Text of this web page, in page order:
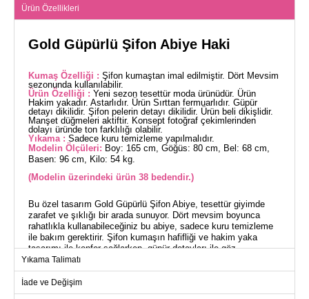
Ürün Özellikleri
Gold Güpürlü Şifon Abiye Haki
Kumaş Özelliği : Şifon kumaştan imal edilmiştir. Dört Mevsim
sezonunda kullanılabilir.
Ürün Özelliği : Yeni sezon tesettür moda ürünüdür. Ürün
Hakim yakadır. Astarlıdır. Ürün Sırttan fermuarlıdır. Güpür
detayı dikilidir. Şifon pelerin detayı dikilidir. Ürün beli dikişlidir.
Manşet düğmeleri aktiftir. Konsept fotoğraf çekimlerinden
dolayı üründe ton farklılığı olabilir.
Yıkama : Sadece kuru temizleme yapılmalıdır.
Modelin Ölçüleri: Boy: 165 cm, Göğüs: 80 cm, Bel: 68 cm,
Basen: 96 cm, Kilo: 54 kg.
(Modelin üzerindeki ürün 38 bedendir.)
Bu özel tasarım Gold Güpürlü Şifon Abiye, tesettür giyimde
zarafet ve şıklığı bir arada sunuyor. Dört mevsim boyunca
rahatlıkla kullanabileceğiniz bu abiye, sadece kuru temizleme
ile bakım gerektirir. Şifon kumaşın hafifliği ve hakim yaka
tasarımı ile konfor sağlarken, güpür detayları ile göz
kamaştırıcı bir görünüm kazandırır. Sırttan fermuarlı oluşu,
kolay giyim imkanı sunar. Üstelik astarlı yapısı sayesinde
rahat bir kullanım sağlanır. Manşetlerdeki aktif düğmeler ise
fonksiyonellik katıyor.
Yıkama Talimatı
İade ve Değişim